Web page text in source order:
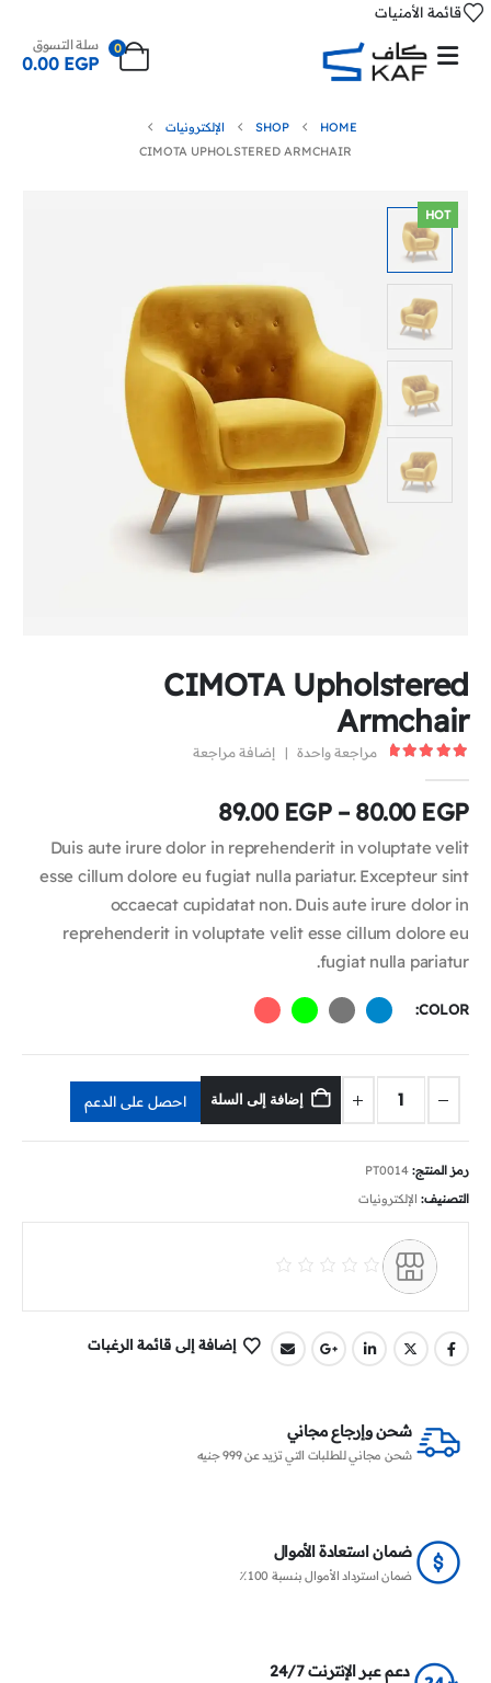
قائمة الأمنيات
0 سلة التسوق
0.00 EGP
HOME
SHOP
الإلكترونيات
CIMOTA UPHOLSTERED ARMCHAIR
HOT
CIMOTA Upholstered
Armchair
مراجعة واحدة | إضافة مراجعة
80.00 EGP
–
89.00 EGP
Duis aute irure dolor in reprehenderit in voluptate velit
esse cillum dolore eu fugiat nulla pariatur. Excepteur sint
occaecat cupidatat non. Duis aute irure dolor in
reprehenderit in voluptate velit esse cillum dolore eu
fugiat nulla pariatur.
COLOR
إضافة إلى السلة احصل على الدعم
رمز المنتج: PT0014
التصنيف: الإلكترونيات
إضافة إلى قائمة الرغبات
شحن وإرجاع مجاني
شحن مجاني للطلبات التي تزيد عن 999 جنيه
ضمان استعادة الأموال
ضمان استرداد الأموال بنسبة 100٪
دعم عبر الإنترنت 24/7